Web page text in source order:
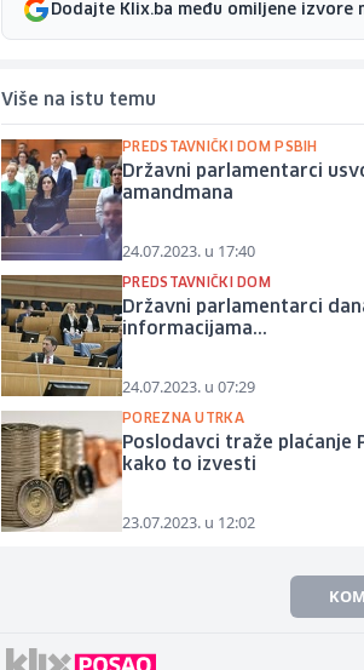
Dodajte Klix.ba među omiljene izvore
Više na istu temu
PREDSTAVNIČKI DOM PSBIH
Državni parlamentarci
amandmana
24.07.2023. u 17:40
PREDSTAVNIČKI DOM
Državni parlamentarci
informacijama...
24.07.2023. u 07:29
POREZNA UTRKA
Poslodavci traže plaćanje
kako to izvesti
23.07.2023. u 12:02